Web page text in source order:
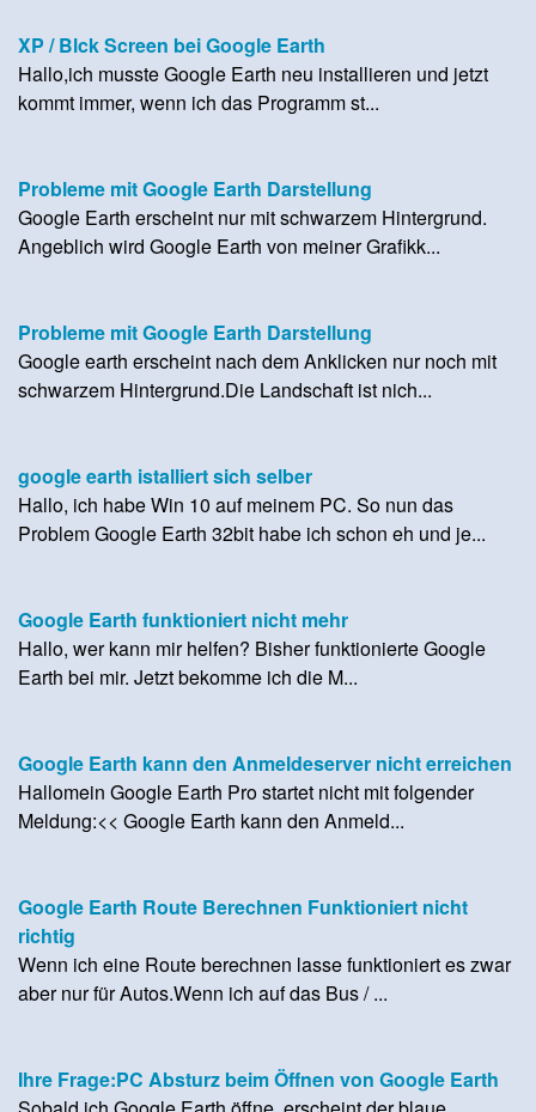
XP / Blck Screen bei Google Earth
Hallo,ich musste Google Earth neu installieren und jetzt
kommt immer, wenn ich das Programm st...
Probleme mit Google Earth Darstellung
Google Earth erscheint nur mit schwarzem Hintergrund.
Angeblich wird Google Earth von meiner Grafikk...
Probleme mit Google Earth Darstellung
Google earth erscheint nach dem Anklicken nur noch mit
schwarzem Hintergrund.Die Landschaft ist nich...
google earth istalliert sich selber
Hallo, ich habe Win 10 auf meinem PC. So nun das
Problem Google Earth 32bit habe ich schon eh und je...
Google Earth funktioniert nicht mehr
Hallo, wer kann mir helfen? Bisher funktionierte Google
Earth bei mir. Jetzt bekomme ich die M...
Google Earth kann den Anmeldeserver nicht erreichen
Hallomein Google Earth Pro startet nicht mit folgender
Meldung:<< Google Earth kann den Anmeld...
Google Earth Route Berechnen Funktioniert nicht
richtig
Wenn ich eine Route berechnen lasse funktioniert es zwar
aber nur für Autos.Wenn ich auf das Bus / ...
Ihre Frage:PC Absturz beim Öffnen von Google Earth